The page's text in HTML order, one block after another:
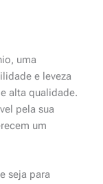
uma
e leveza
alta qualidade.
pela sua
um
seja para